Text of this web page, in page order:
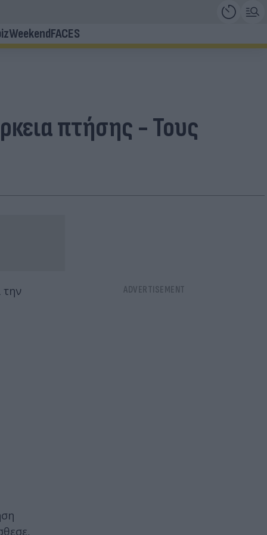
WeekendFACES
πτήσης - Τους
την